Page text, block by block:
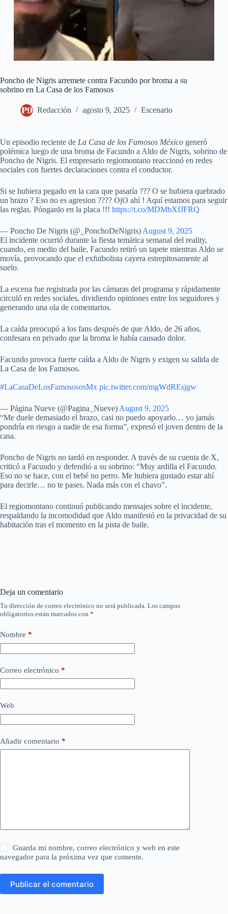
Poncho de Nigris arremete contra Facundo por broma a su
sobrino en La Casa de los Famosos
Redacción agosto 9, 2025 Escenario
Un episodio reciente de La Casa de los Famosos México generó
polémica luego de una broma de Facundo a Aldo de Nigris, sobrino de
Poncho de Nigris. El empresario regiomontano reaccionó en redes
sociales con fuertes declaraciones contra el conductor.
Si se hubiera pegado en la cara que pasaría ??? O se hubiera quebrado
un brazo ? Eso no es agresion ???? OjO ahí ! Aquí estamos para seguir
las reglas. Pónganlo en la placa !!! https://t.co/MDMbXfJFRQ
— Poncho De Nigris (@_PonchoDeNigris) August 9, 2025
El incidente ocurrió durante la fiesta temática semanal del reality,
cuando, en medio del baile, Facundo retiró un tapete mientras Aldo se
movía, provocando que el exfutbolista cayera estrepitosamente al
suelo.
La escena fue registrada por las cámaras del programa y rápidamente
circuló en redes sociales, dividiendo opiniones entre los seguidores y
generando una ola de comentarios.
La caída preocupó a los fans después de que Aldo, de 26 años,
confesara en privado que la broma le había causado dolor.
Facundo provoca fuerte caída a Aldo de Nigris y exigen su salida de
La Casa de los Famosos.
#LaCasaDeLosFamosososMx pic.twitter.com/mgWdREsjgw
— Página Nueve (@Pagina_Nueve) August 9, 2025
“Me duele demasiado el brazo, casi no puedo apoyarlo… yo jamás
pondría en riesgo a nadie de esa forma”, expresó el joven dentro de la
casa.
Poncho de Nigris no tardó en responder. A través de su cuenta de X,
criticó a Facundo y defendió a su sobrino: “Muy ardilla el Facundo.
Eso no se hace, con el bebé no perro. Me hubiera gustado estar ahí
para decirle… no te pases. Nada más con el chavo”.
El regiomontano continuó publicando mensajes sobre el incidente,
respaldando la incomodidad que Aldo manifestó en la privacidad de su
habitación tras el momento en la pista de baile.
Deja un comentario
Tu dirección de correo electrónico no será publicada. Los campos
obligatorios están marcados con *
Nombre *
Correo electrónico *
Web
Añadir comentario *
Guarda mi nombre, correo electrónico y web en este
navegador para la próxima vez que comente.
Publicar el comentario